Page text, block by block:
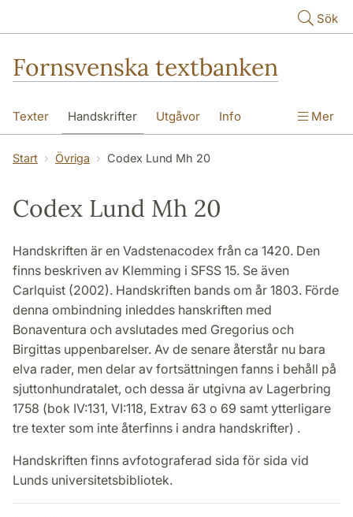
Sök
Fornsvenska textbanken
Texter Handskrifter Utgåvor Info Mer
Start Övriga Codex Lund Mh 20
Codex Lund Mh 20
Handskriften är en Vadstenacodex från ca 1420. Den
finns beskriven av Klemming i SFSS 15. Se även
Carlquist (2002). Handskriften bands om år 1803. Förde
denna ombindning inleddes hanskriften med
Bonaventura och avslutades med Gregorius och
Birgittas uppenbarelser. Av de senare återstår nu bara
elva rader, men delar av fortsättningen fanns i behåll på
sjuttonhundratalet, och dessa är utgivna av Lagerbring
1758 (bok IV:131, VI:118, Extrav 63 o 69 samt ytterligare
tre texter som inte återfinns i andra handskrifter) .
Handskriften finns avfotograferad sida för sida vid
Lunds universitetsbibliotek.